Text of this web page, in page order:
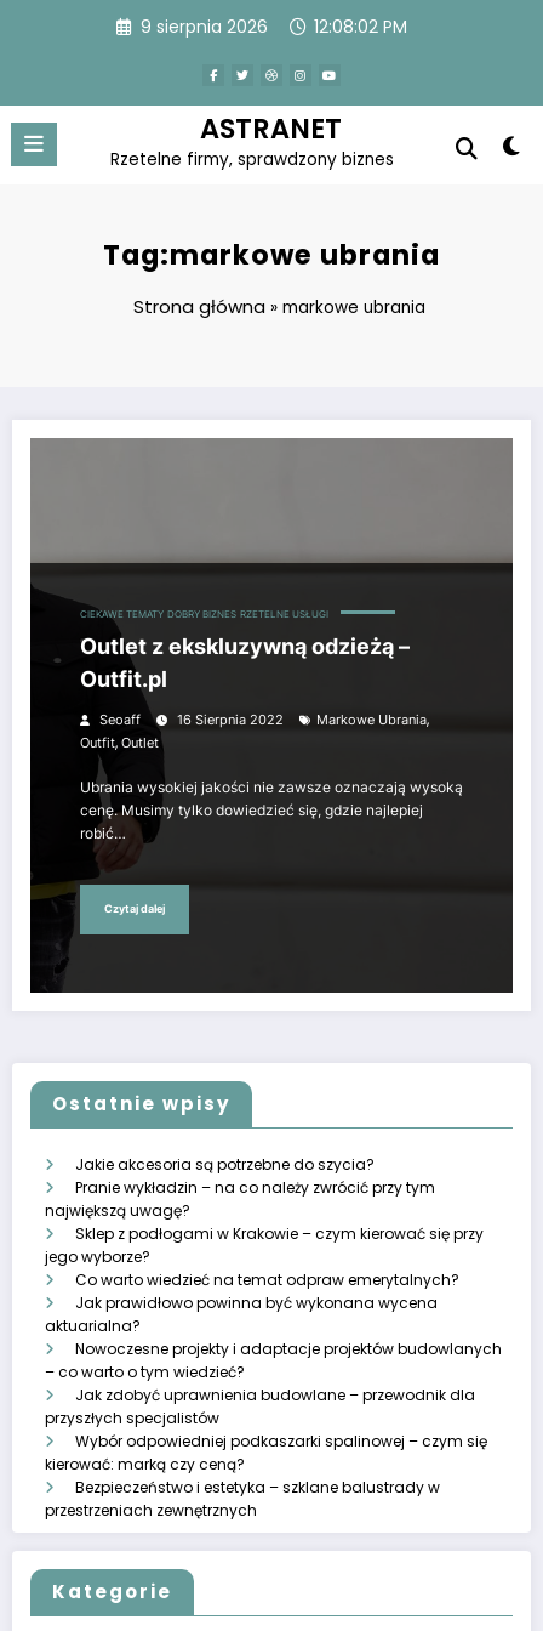
9 sierpnia 2026 12:08:02 PM
ASTRANET
Rzetelne firmy, sprawdzony biznes
Tag:markowe ubrania
Strona główna »markowe ubrania
CIEKAWE TEMATY DOBRY BIZNES RZETELNE USŁUGI
Outlet z ekskluzywną odzieżą –
Outfit.pl
Seoaff 16 Sierpnia 2022 Markowe Ubrania,
Outfit, Outlet
Ubrania wysokiej jakości nie zawsze oznaczają wysoką
cenę. Musimy tylko dowiedzieć się, gdzie najlepiej
robić…
Czytaj dalej
Ostatnie wpisy
Jakie akcesoria są potrzebne do szycia?
Pranie wykładzin – na co należy zwrócić przy tym
największą uwagę?
Sklep z podłogami w Krakowie – czym kierować się przy
jego wyborze?
Co warto wiedzieć na temat odpraw emerytalnych?
Jak prawidłowo powinna być wykonana wycena
aktuarialna?
Nowoczesne projekty i adaptacje projektów budowlanych
– co warto o tym wiedzieć?
Jak zdobyć uprawnienia budowlane – przewodnik dla
przyszłych specjalistów
Wybór odpowiedniej podkaszarki spalinowej – czym się
kierować: marką czy ceną?
Bezpieczeństwo i estetyka – szklane balustrady w
przestrzeniach zewnętrznych
Kategorie